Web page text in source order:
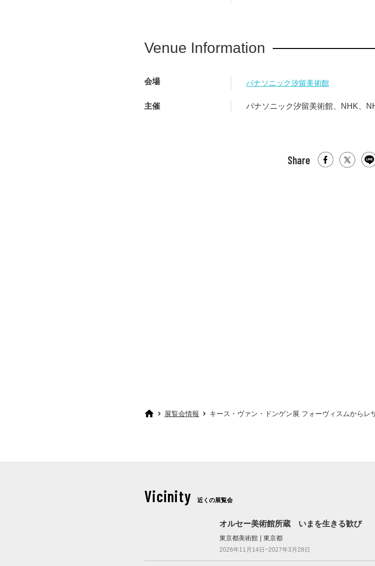
Venue Information
会場 パナソニック汐留美術館
主催 パナソニック汐留美術館、NHK、
Share
展覧会情報 キース・ヴァン・ドンゲン展 フォーヴィスムからレ
Vicinity 近くの展覧会
オルセー美術館所蔵 いまを生きる歓び
東京都美術館 | 東京都
2026年11月14日~2027年3月28日